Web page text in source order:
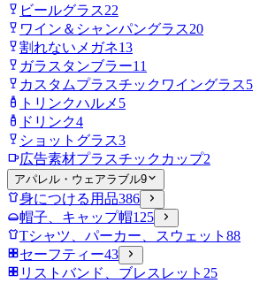
ビールグラス22
ワイン＆シャンパングラス20
割れないメガネ13
ガラスタンブラー11
カスタムプラスチックワイングラス5
トリンクハルメ 5
ドリンク4
ショットグラス3
広告素材プラスチックカップ2
アパレル・ウェアラブル9
身につける用品386
帽子、キャップ帽125
Tシャツ、パーカー、スウェット 88
セーフティー43
リストバンド、ブレスレット 25